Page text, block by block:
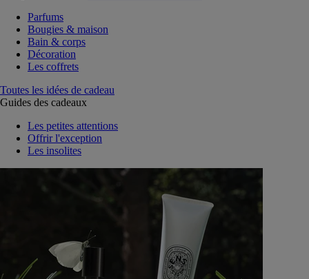
Parfums
Bougies & maison
Bain & corps
Décoration
Les coffrets
Toutes les idées de cadeau
Guides des cadeaux
Les petites attentions
Offrir l'exception
Les insolites